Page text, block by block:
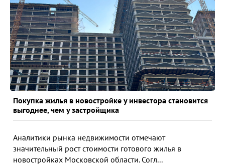
Покупка жилья в новостройке у инвестора становится
выгоднее, чем у застройщика
Аналитики рынка недвижимости отмечают
значительный рост стоимости готового жилья в
новостройках Московской области. Согл...